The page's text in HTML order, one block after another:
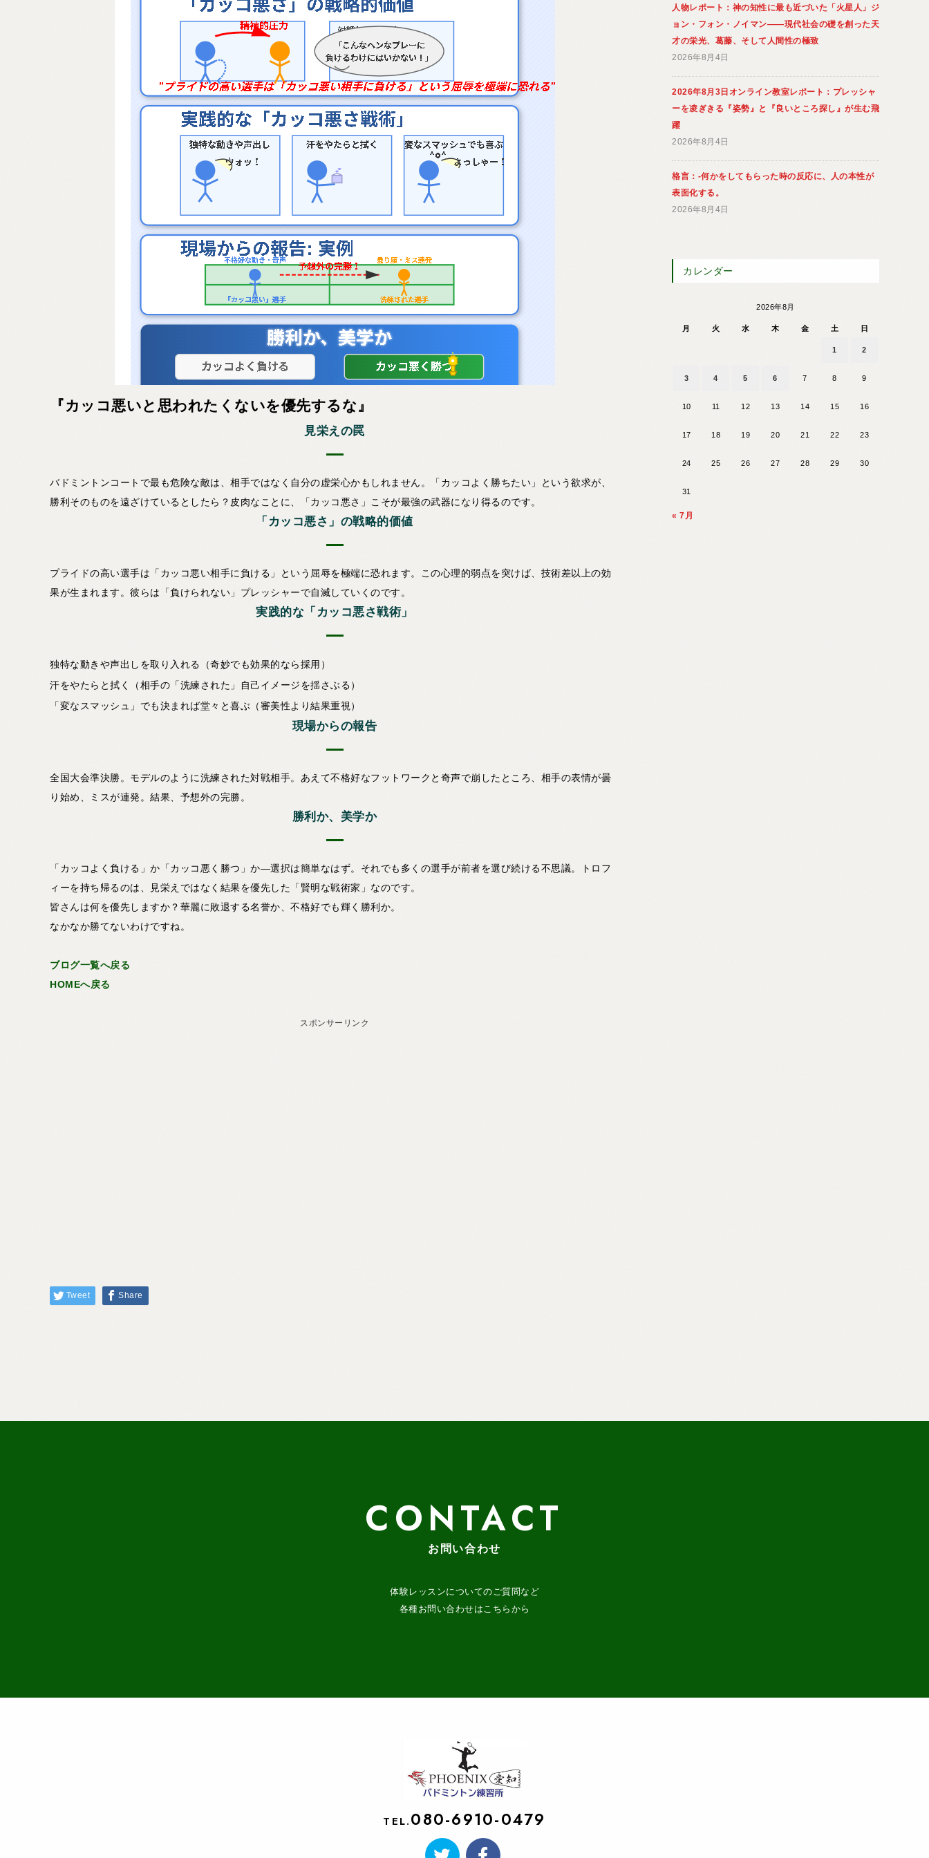
『カッコ悪いと思われたくないを優先するな』
見栄えの罠
バドミントンコートで最も危険な敵は、相手ではなく自分の虚栄心かもしれません。「カッコよく勝ちたい」という欲求が、
勝利そのものを遠ざけているとしたら？皮肉なことに、「カッコ悪さ」こそが最強の武器になり得るのです。
「カッコ悪さ」の戦略的価値
プライドの高い選手は「カッコ悪い相手に負ける」という屈辱を極端に恐れます。この心理的弱点を突けば、技術差以上の効
果が生まれます。彼らは「負けられない」プレッシャーで自滅していくのです。
実践的な「カッコ悪さ戦術」
独特な動きや声出しを取り入れる（奇妙でも効果的なら採用）
汗をやたらと拭く（相手の「洗練された」自己イメージを揺さぶる）
「変なスマッシュ」でも決まれば堂々と喜ぶ（審美性より結果重視）
現場からの報告
全国大会準決勝。モデルのように洗練された対戦相手。あえて不格好なフットワークと奇声で崩したところ、相手の表情が曇
り始め、ミスが連発。結果、予想外の完勝。
勝利か、美学か
「カッコよく負ける」か「カッコ悪く勝つ」か—選択は簡単なはず。それでも多くの選手が前者を選び続ける不思議。トロフ
ィーを持ち帰るのは、見栄えではなく結果を優先した「賢明な戦術家」なのです。
皆さんは何を優先しますか？華麗に敗退する名誉か、不格好でも輝く勝利か。
なかなか勝てないわけですね。
ブログ一覧へ戻る
HOMEへ戻る
スポンサーリンク
Tweet Share
人物レポート：神の知性に最も近づいた「火星人」ジ
ョン・フォン・ノイマン――現代社会の礎を創った天
才の栄光、葛藤、そして人間性の極致
2026年8月4日
2026年8月3日オンライン教室レポート：プレッシャ
ーを凌ぎきる『姿勢』と『良いところ探し』が生む飛
躍
2026年8月4日
格言：-何かをしてもらった時の反応に、人の本性が
表面化する。
2026年8月4日
カレンダー
2026年8月
月 火 水 木 金 土 日
1 2
3 4 5 6 7 8 9
10 11 12 13 14 15 16
17 18 19 20 21 22 23
24 25 26 27 28 29 30
31
« 7月
CONTACT
お問い合わせ
体験レッスンについてのご質問など
各種お問い合わせはこちらから
TEL.080-6910-0479